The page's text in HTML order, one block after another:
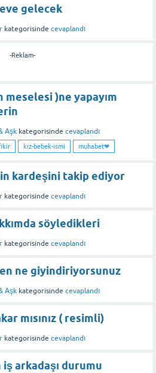
gelecek
kategorisinde cevaplandı
-Reklam-
meselesi )ne yapayım
Aşk kategorisinde cevaplandı
kız-bebek-ismi muhabet❤
kardeşini takip ediyor
kategorisinde cevaplandı
söyledikleri
kategorisinde cevaplandı
ne giyindiriyorsunuz
Aşk kategorisinde cevaplandı
mısınız ( resimli)
kategorisinde cevaplandı
iş arkadaşı durumu